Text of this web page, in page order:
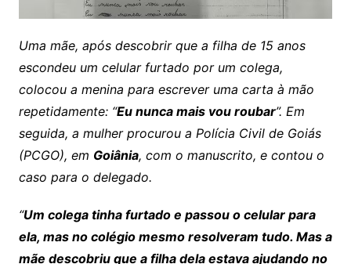
Uma mãe, após descobrir que a filha de 15 anos
escondeu um celular furtado por um colega,
colocou a menina para escrever uma carta à mão
repetidamente: “Eu nunca mais vou roubar”. Em
seguida, a mulher procurou a Polícia Civil de Goiás
(PCGO), em Goiânia, com o manuscrito, e contou o
caso para o delegado.
“Um colega tinha furtado e passou o celular para
ela, mas no colégio mesmo resolveram tudo. Mas a
mãe descobriu que a filha dela estava ajudando no